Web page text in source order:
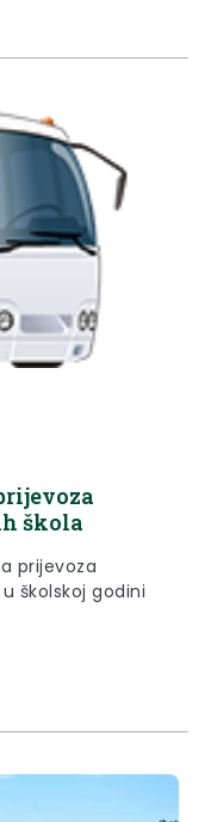
škola
prijevoza
školskoj godini